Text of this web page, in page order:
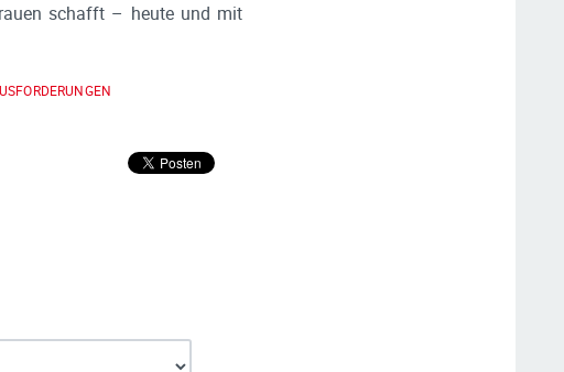
schafft – heute und mit